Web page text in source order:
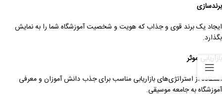
برندسازی
ایجاد یک برند قوی و جذاب که هویت و شخصیت آموزشگاه شما را به نمایش
بگذارد.
بازاریابی موثر
استفاده از استراتژی‌های بازاریابی مناسب برای جذب دانش آموزان و معرفی
آموزشگاه به جامعه موسیقی.